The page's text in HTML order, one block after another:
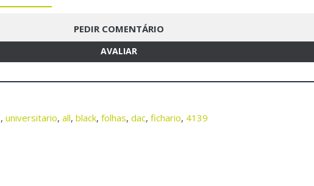
PEDIR COMENTÁRIO
AVALIAR
, universitario, all, black, folhas, dac, fichario, 4139